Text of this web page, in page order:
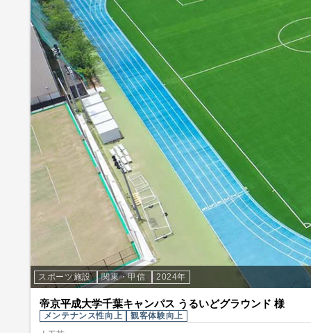
スポーツ施設 関東・甲信 2024年
帝京平成大学千葉キャンパス うるいどグラウンド 様
メンテナンス性向上
観客体験向上